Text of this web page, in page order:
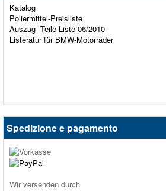
Katalog
Poliermittel-Preisliste
Auszug- Teile Liste 06/2010
Listeratur für BMW-Motorräder
Spedizione e pagamento
Wir versenden durch